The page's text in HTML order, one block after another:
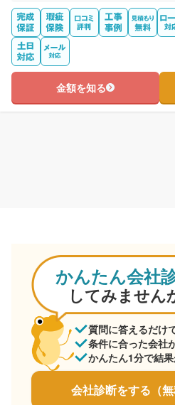
金額を知る
かんたん会社
してみません
質問に答えるだけ
条件に合った会社
かんたん1分で結
会社診断をする（無